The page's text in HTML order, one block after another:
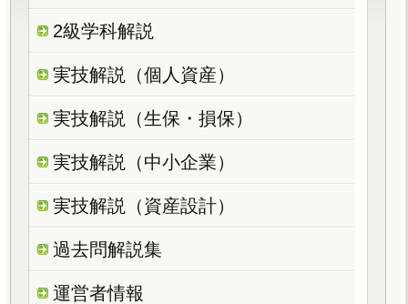
2級学科解説
実技解説（個人資産）
実技解説（生保・損保）
実技解説（中小企業）
実技解説（資産設計）
過去問解説集
運営者情報